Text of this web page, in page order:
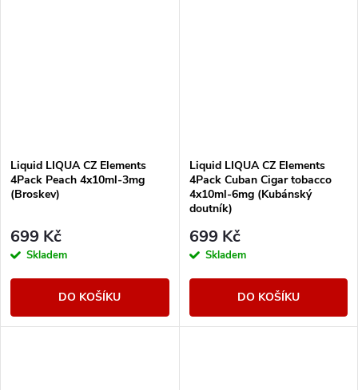
Liquid LIQUA CZ Elements
4Pack Peach 4x10ml-3mg
(Broskev)
699 Kč
Skladem
DO KOŠÍKU
Liquid LIQUA CZ Elements
4Pack Cuban Cigar tobacco
4x10ml-6mg (Kubánský
doutník)
699 Kč
Skladem
DO KOŠÍKU